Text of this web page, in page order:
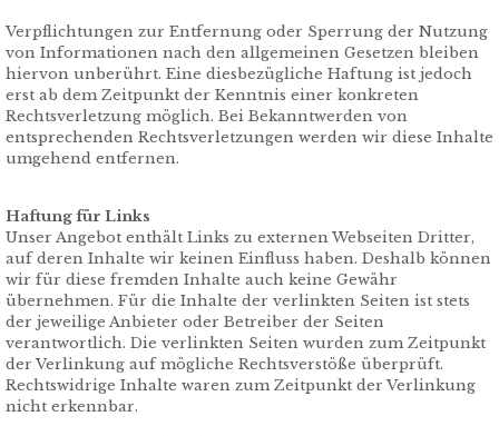
Verpflichtungen zur Entfernung oder Sperrung der Nutzung
von Informationen nach den allgemeinen Gesetzen bleiben
hiervon unberührt. Eine diesbezügliche Haftung ist jedoch
erst ab dem Zeitpunkt der Kenntnis einer konkreten
Rechtsverletzung möglich. Bei Bekanntwerden von
entsprechenden Rechtsverletzungen werden wir diese Inhalte
umgehend entfernen.
Haftung für Links
Unser Angebot enthält Links zu externen Webseiten Dritter,
auf deren Inhalte wir keinen Einfluss haben. Deshalb können
wir für diese fremden Inhalte auch keine Gewähr
übernehmen. Für die Inhalte der verlinkten Seiten ist stets
der jeweilige Anbieter oder Betreiber der Seiten
verantwortlich. Die verlinkten Seiten wurden zum Zeitpunkt
der Verlinkung auf mögliche Rechtsverstöße überprüft.
Rechtswidrige Inhalte waren zum Zeitpunkt der Verlinkung
nicht erkennbar.